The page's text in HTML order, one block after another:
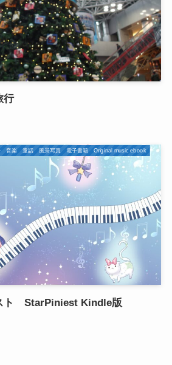
行
音楽 童話 風景写真 電子書籍 Original music ebook
ト StarPiniest Kindle版